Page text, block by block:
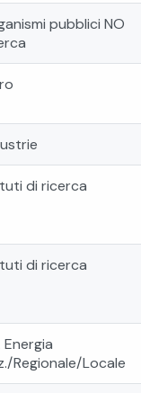
pubblici NO
di ricerca
di ricerca
Energia
Regionale/Locale